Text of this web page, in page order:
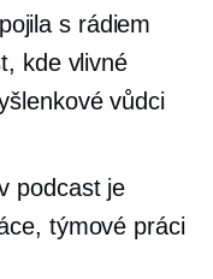
s rádiem
kde vlivné
vůdci
podcast je
týmové práci